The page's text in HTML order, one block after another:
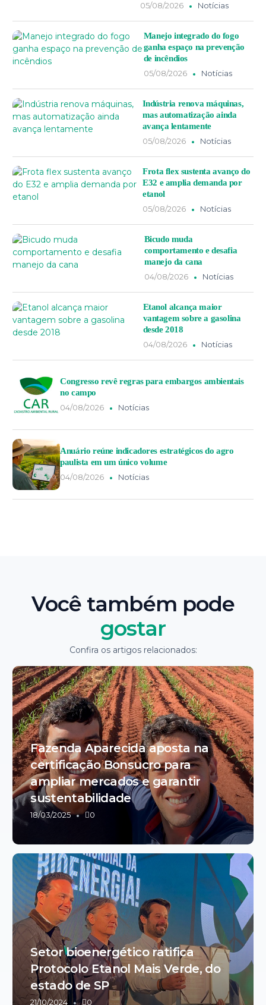
05/08/2026
Notícias
Manejo integrado do fogo
ganha espaço na prevenção
de incêndios
05/08/2026
Notícias
Indústria renova máquinas,
mas automatização ainda
avança lentamente
05/08/2026
Notícias
Frota flex sustenta avanço do
E32 e amplia demanda por
etanol
05/08/2026
Notícias
Bicudo muda
comportamento e desafia
manejo da cana
04/08/2026
Notícias
Etanol alcança maior
vantagem sobre a gasolina
desde 2018
04/08/2026
Notícias
Congresso revê regras para embargos ambientais
no campo
04/08/2026
Notícias
Anuário reúne indicadores estratégicos do agro
paulista em um único volume
04/08/2026
Notícias
Você também pode
gostar
Confira os artigos relacionados:
Fazenda Aparecida aposta na
certificação Bonsucro para
ampliar mercados e garantir
sustentabilidade
18/03/2025 0
Setor bioenergético ratifica
Protocolo Etanol Mais Verde, do
estado de SP
21/10/2024 0